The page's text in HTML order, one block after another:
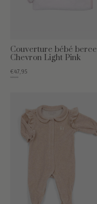
Couverture bébé
Chevron Light Pink
€47,95
€59,95